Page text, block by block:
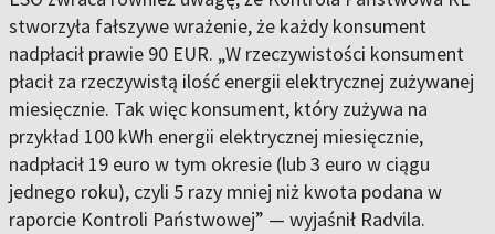
stworzyła fałszywe wrażenie, że każdy konsument
nadpłacił prawie 90 EUR. „W rzeczywistości konsument
płacił za rzeczywistą ilość energii elektrycznej zużywanej
miesięcznie. Tak więc konsument, który zużywa na
przykład 100 kWh energii elektrycznej miesięcznie,
nadpłacił 19 euro w tym okresie (lub 3 euro w ciągu
jednego roku), czyli 5 razy mniej niż kwota podana w
raporcie Kontroli Państwowej” — wyjaśnił Radvila.